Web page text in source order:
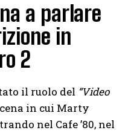
a parlare
in
2
il ruolo del “Video
in cui Marty
nel Cafe ’80, nel